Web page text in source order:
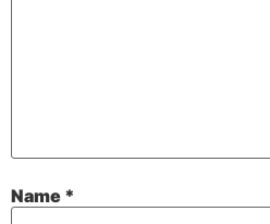
Name *